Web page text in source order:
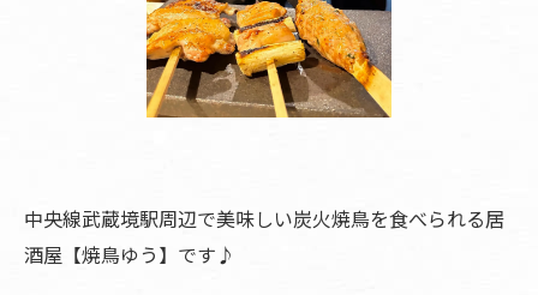
中央線武蔵境駅周辺で美味しい炭火焼鳥を食べられる居
酒屋【焼鳥ゆう】です♪